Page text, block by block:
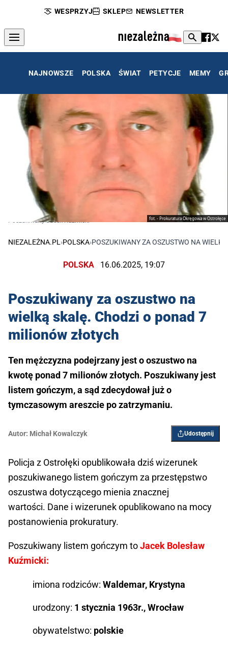
WESPRZYJ SKLEP NEWSLETTER
NAJNOWSZE POLSKA ŚWIAT PETYCJE MEMY
fot. - Prokuratura Okręgowa w Ostrołęce
Poszukiwany Jacek Kuźmicki
NIEZALEŻNA.PL ›POLSKA›POSZUKIWANY ZA OSZUSTWO NA
POLSKA 16.06.2025, 19:07
Poszukiwany za oszustwo na
wielką skalę. Chodzi o ponad 7
milionów złotych
Ten mężczyzna podejrzany jest o oszustwo na
kwotę ponad 7 milionów złotych. Poszukiwany jest
listem gończym, a sąd zdecydował już o
tymczasowym areszcie po zatrzymaniu.
Autor: Michał Kowalczyk Udostępnij
Policja z Ostrołęki opublikowała dziś wizerunek
poszukiwanego listem gończym za przestępstwo
oszustwa dotyczącego mienia znacznej
wartości. Dane i wizerunek opublikowano na mocy
postanowienia prokuratury.
Poszukiwany listem gończym toJacek Bolesław
Kuźmicki:
imiona rodziców: Waldemar, Krystyna
urodzony: 1 stycznia 1963r., Wrocław
obywatelstwo: polskie